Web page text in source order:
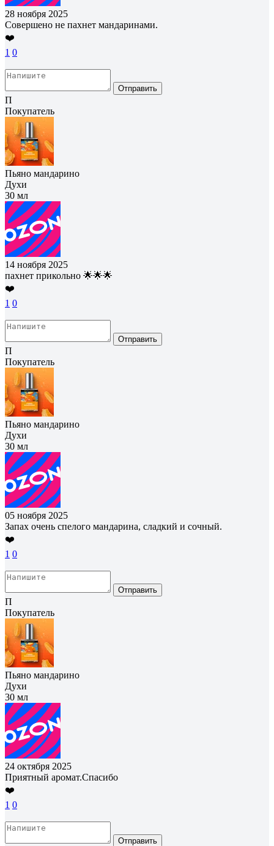
28 ноября 2025
Совершено не пахнет мандаринами.
❤️
1 0
Отправить
П
Покупатель
Пьяно мандарино
Духи
30 мл
14 ноября 2025
пахнет прикольно 🌟🌟🌟
❤️
1 0
Отправить
П
Покупатель
Пьяно мандарино
Духи
30 мл
05 ноября 2025
Запах очень спелого мандарина, сладкий и сочный.
❤️
1 0
Отправить
П
Покупатель
Пьяно мандарино
Духи
30 мл
24 октября 2025
Приятный аромат.Спасибо
❤️
1 0
Отправить